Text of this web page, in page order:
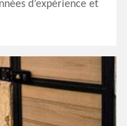
d’expérience et